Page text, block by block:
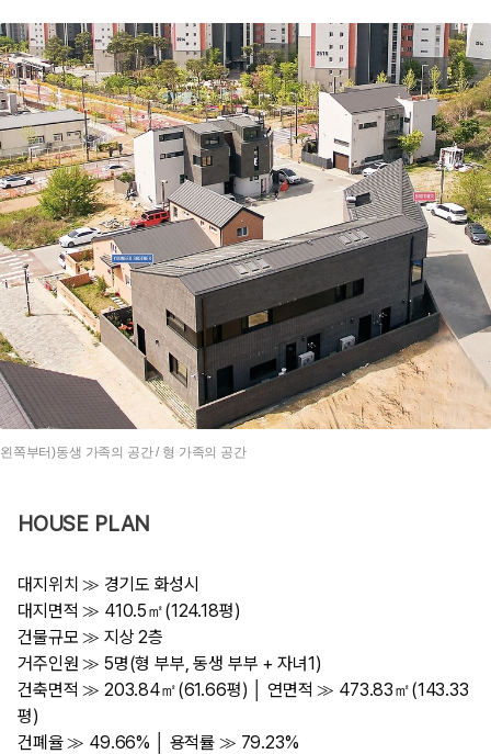
쪽부터)동생 가족의 공간 / 형 가족의 공간
HOUSE PLAN
대지위치 ≫ 경기도 화성시
대지면적 ≫ 410.5㎡(124.18평)
건물규모 ≫ 지상 2층
거주인원 ≫ 5명(형 부부, 동생 부부 + 자녀1)
건축면적 ≫ 203.84㎡(61.66평) │ 연면적 ≫ 473.83㎡(143.33
평)
건폐율 ≫ 49.66% │ 용적률 ≫ 79.23%